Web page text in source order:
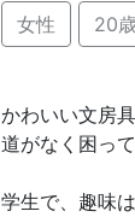
女性 20
かわいい文房
道がなく困っ
学生で、趣味